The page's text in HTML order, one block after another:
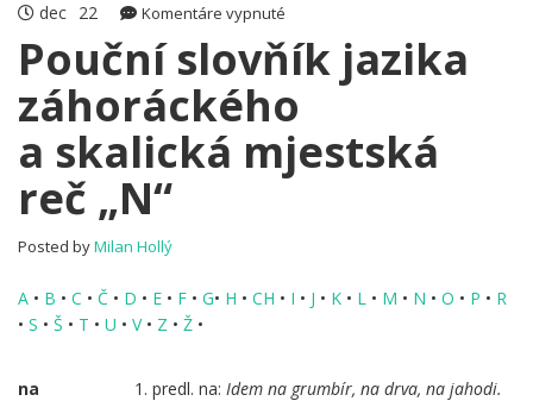
dec 22 Komentáre vypnuté
slovňík
záhoráckého
a skalická
mjestská
Pouční slovňík jazika
záhoráckého
a skalická mjestská
reč „N“
Posted byMilan Hollý
A • B • C • Č • D • E • F • G• H • CH • I • J • K • L • M • N • O • P • R
• S • Š • T • U • V • Z • Ž •
na 1. predl. na: Idem na grumbír, na drva, na jahodi.